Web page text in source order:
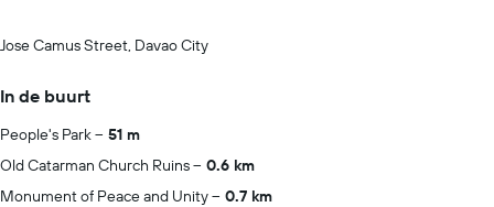
Jose Camus Street, Davao City
In de buurt
People's Park
51 m
Old Catarman Church Ruins
0.6 km
Monument of Peace and Unity
0.7 km